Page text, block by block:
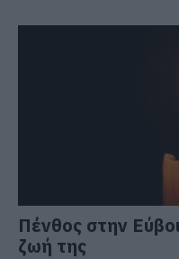
Πένθος στην
ζωή της